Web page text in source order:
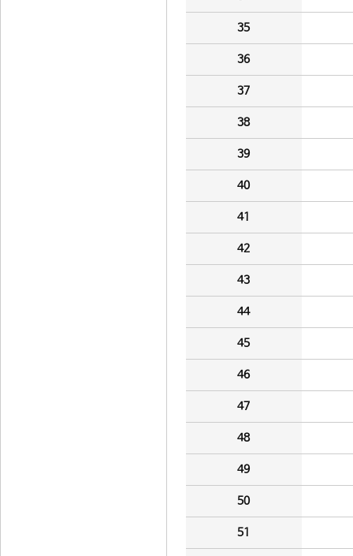
35
36
37
38
39
40
41
42
43
44
45
46
47
48
49
50
51